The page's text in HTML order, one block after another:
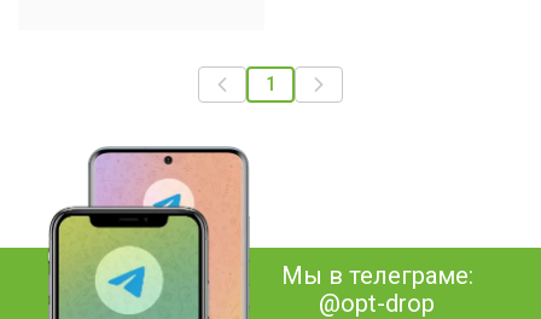
1
Мы в телеграме:
@opt-drop